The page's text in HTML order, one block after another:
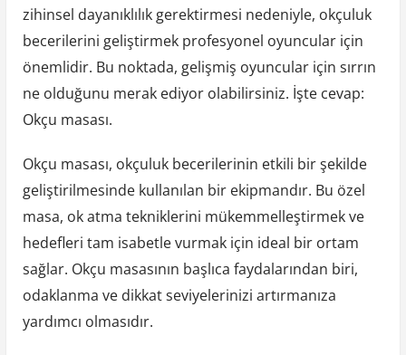
zihinsel dayanıklılık gerektirmesi nedeniyle, okçuluk
becerilerini geliştirmek profesyonel oyuncular için
önemlidir. Bu noktada, gelişmiş oyuncular için sırrın
ne olduğunu merak ediyor olabilirsiniz. İşte cevap:
Okçu masası.
Okçu masası, okçuluk becerilerinin etkili bir şekilde
geliştirilmesinde kullanılan bir ekipmandır. Bu özel
masa, ok atma tekniklerini mükemmelleştirmek ve
hedefleri tam isabetle vurmak için ideal bir ortam
sağlar. Okçu masasının başlıca faydalarından biri,
odaklanma ve dikkat seviyelerinizi artırmanıza
yardımcı olmasıdır.